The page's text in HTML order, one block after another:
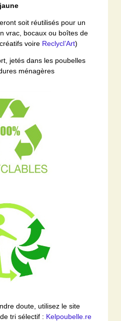
jaune
soit réutilisés pour un
vrac, bocaux ou boîtes de
voire Reclycl’Art)
jetés dans les poubelles
ménagères
doute, utilisez le site
tri sélectif : Kelpoubelle.re